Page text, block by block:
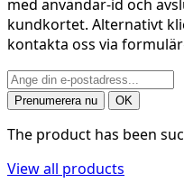
med användar-id och
kundkortet. Alternativt
kontakta oss via
The product has been
View all products